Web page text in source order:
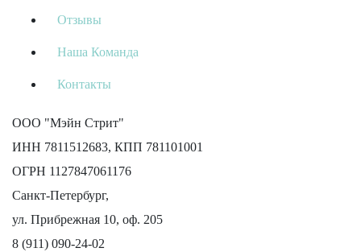
Отзывы
Наша Команда
Контакты
ООО "Мэйн Стрит"
ИНН 7811512683, КПП 781101001
ОГРН 1127847061176
Санкт-Петербург,
ул. Прибрежная 10, оф. 205
8 (911) 090-24-02